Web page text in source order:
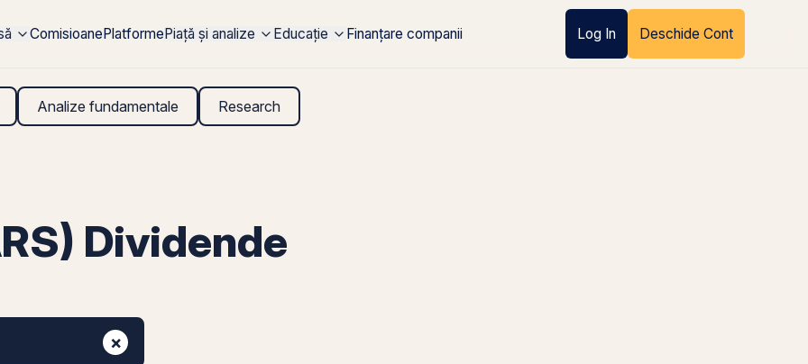
ComisioanePlatformePiață și analize Educație Finanțare companii Log In Deschide Cont
Analize fundamentale Research
Dividende
×